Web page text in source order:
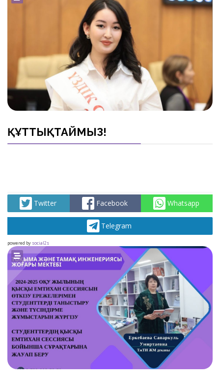
ҚҰТТЫҚТАЙМЫЗ!
Twitter Facebook Whatsapp
Telegram
powered by social2s